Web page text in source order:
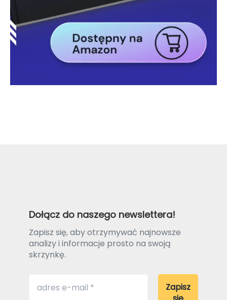
Dołącz do naszego newslettera!
Zapisz się, aby otrzymywać najnowsze
analizy i informacje prosto na swoją
skrzynkę.